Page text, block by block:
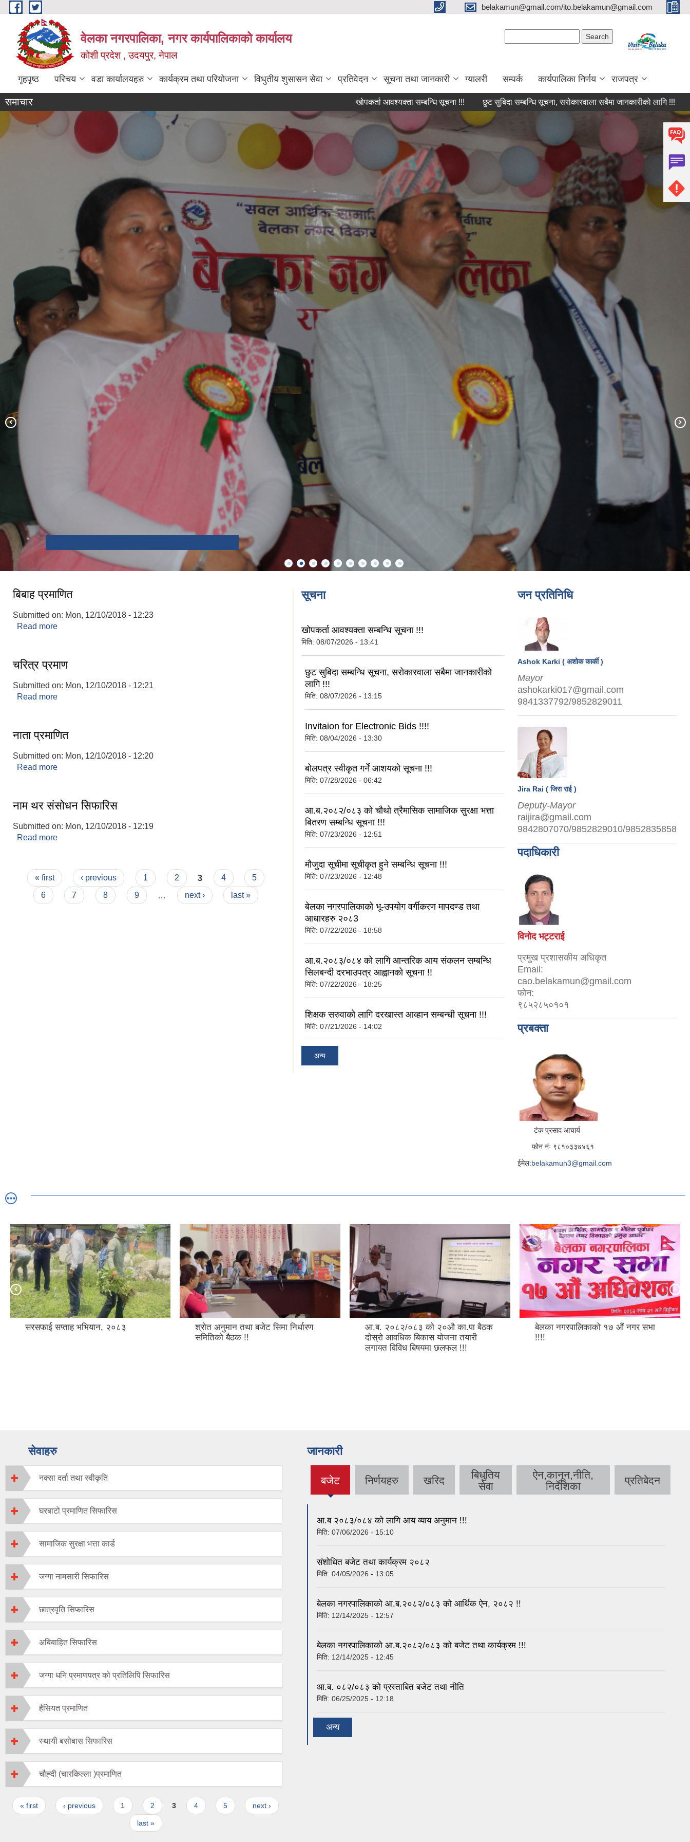
Skip to main content belakamun@gmail.com/ito.belakamun@gmail.com
वेलका नगरपालिका, नगर कार्यपालिकाको कार्यालय
कोशी प्रदेश , उदयपुर, नेपाल
गृहपृष्ठ परिचय वडा कार्यालयहरु कार्यक्रम तथा परियोजना विधुतीय शुसासन सेवा प्रतिवेदन सूचना तथा जानकारी ग्यालरी सम्पर्क कार्यपालिका निर्णय राजपत्र
समाचार खोपकर्ता आवश्यक्ता सम्बन्धि सूचना !!! छुट सुबिदा सम्बन्धि सूचना, सरोकारवाला सबैमा जानकारीको लागि !!! आ.ब.२०८२/
भौडा देवी मन्दिर , बेलका-१
सप्तकोशी नदीमा बोटिंग
बिबाह प्रमाणित
Submitted on: Mon, 12/10/2018 - 12:23
Read more
चरित्र प्रमाण
Submitted on: Mon, 12/10/2018 - 12:21
Read more
नाता प्रमाणित
Submitted on: Mon, 12/10/2018 - 12:20
Read more
नाम थर संसोधन सिफारिस
Submitted on: Mon, 12/10/2018 - 12:19
Read more
Pages
« first ‹ previous 1 2 3 4
5
6
7 8 9 next › last »
सूचना
खोपकर्ता आवश्यक्ता सम्बन्धि सूचना !!!
मिति: 08/07/2026 - 13:41
छुट सुबिदा सम्बन्धि सूचना, सरोकारवाला सबैमा जानकारीको
लागि !!!
मिति: 08/07/2026 - 13:15
Invitaion for Electronic Bids !!!!
मिति: 08/04/2026 - 13:30
बोलपत्र स्वीकृत गर्ने आशयको सूचना !!!
मिति: 07/28/2026 - 06:42
आ.ब.२०८२/०८३ को चौथो त्रैमासिक सामाजिक सुरक्षा भत्ता
बितरण सम्बन्धि सूचना !!!
मिति: 07/23/2026 - 12:51
मौजुदा सूचीमा सूचीकृत हुने सम्बन्धि सूचना !!!
मिति: 07/23/2026 - 12:48
बेलका नगरपालिकाको भू-उपयोग वर्गीकरण मापदण्ड तथा
आधारहरु २०८3
मिति: 07/22/2026 - 18:58
आ.ब.२०८३/०८४ को लागि आन्तरिक आय संकलन सम्बन्धि
सिलबन्दी दरभाउपत्र आह्वानको सूचना !!
मिति: 07/22/2026 - 18:25
शिक्षक सरुवाको लागि दरखास्त आव्हान सम्बन्धी सूचना !!!
मिति: 07/21/2026 - 14:02
अन्य
जन प्रतिनिधि
Ashok Karki ( अशोक कार्की )
Mayor
ashokarki017@gmail.com
9841337792/9852829011
Jira Rai ( जिरा राई )
Deputy-Mayor
raijira@gmail.com
9842807070/9852829010/9852835858
पदाधिकारी
विनोद भट्टराई
प्रमुख प्रशासकीय अधिकृत
Email:
cao.belakamun@gmail.com
फोन:
९८५२८५०१०१
प्रबक्ता
टंक प्रसाद आचार्य
फोन नंः ९८१०३३७४६१
ईमेल:belakamun3@gmail.com
सरसफाई सप्ताह भभियान, २०८३
श्रोत अनुमान तथा बजेट सिमा निर्धारण
समितिको बैठक !!
आ.ब. २०८२/०८३ को २०औ का.पा बैठक
दोस्रो आवधिक बिकास योजना तयारी
लगायत विविध बिषयमा छलफल !!!
बेलका नगरपालिकाको १७ औं नगर सभा
!!!!
सेवाहरु
नक्सा दर्ता तथा स्वीकृति
घरबाटो प्रमाणित सिफारिस
सामाजिक सुरक्षा भत्ता कार्ड
जग्गा नामसारी सिफारिस
छात्रवृति सिफारिस
अबिबाहित सिफारिस
जग्गा धनि प्रमाणपत्र को प्रतिलिपि सिफारिस
हैसियत प्रमाणित
स्थायी बसोबास सिफारिस
चौह्दी (चारकिल्ला )प्रमाणित
Pages
« first ‹ previous 1 2 3 4 5 next ›
last »
जानकारी
बजेट
(active
tab)
निर्णयहरु खरिद
बिधुतिय
सेवा
ऐन,कानून,नीति,
निर्देशिका
प्रतिबेदन
आ.ब २०८३/०८४ को लागि आय व्याय अनुमान !!!
मिति: 07/06/2026 - 15:10
संशोधित बजेट तथा कार्यक्रम २०८२
मिति: 04/05/2026 - 13:05
बेलका नगरपालिकाको आ.ब.२०८२/०८३ को आर्थिक ऐन, २०८२ !!
मिति: 12/14/2025 - 12:57
बेलका नगरपालिकाको आ.ब.२०८२/०८३ को बजेट तथा कार्यक्रम !!!
मिति: 12/14/2025 - 12:45
आ.ब. ०८२/०८३ को प्रस्ताबित बजेट तथा नीति
मिति: 06/25/2025 - 12:18
अन्य